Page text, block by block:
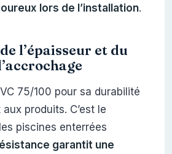
lors de l’installation.
l’épaisseur et du
75/100 pour sa durabilité
produits. C’est le
piscines enterrées
garantit une